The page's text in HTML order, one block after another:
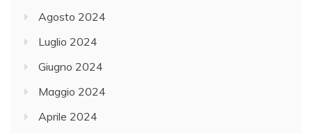
Agosto 2024
Luglio 2024
Giugno 2024
Maggio 2024
Aprile 2024